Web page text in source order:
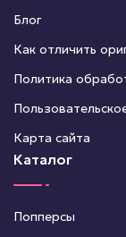
Блог
Как отличить
Политика
Карта сайта
Каталог
Попперсы